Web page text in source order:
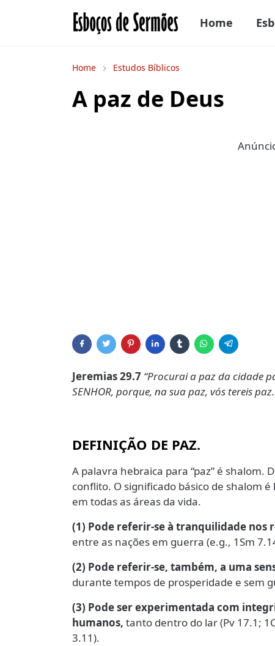
Home
Home Estudos Bíblicos
A paz de Deus
Jeremias 29.7 “Procurai a paz da cidade
SENHOR, porque, na sua paz, vós tereis
DEFINIÇÃO DE PAZ.
A palavra hebraica para “paz” é
conflito. O significado básico de shalom
em todas as áreas da vida.
(1) Pode referir-se à tranquilidade nos
entre as nações em guerra (e.g., 1Sm
(2) Pode referir-se, também, a uma
durante tempos de prosperidade e sem
(3) Pode ser experimentada com
humanos, tanto dentro do lar (Pv 17.1;
3.11).